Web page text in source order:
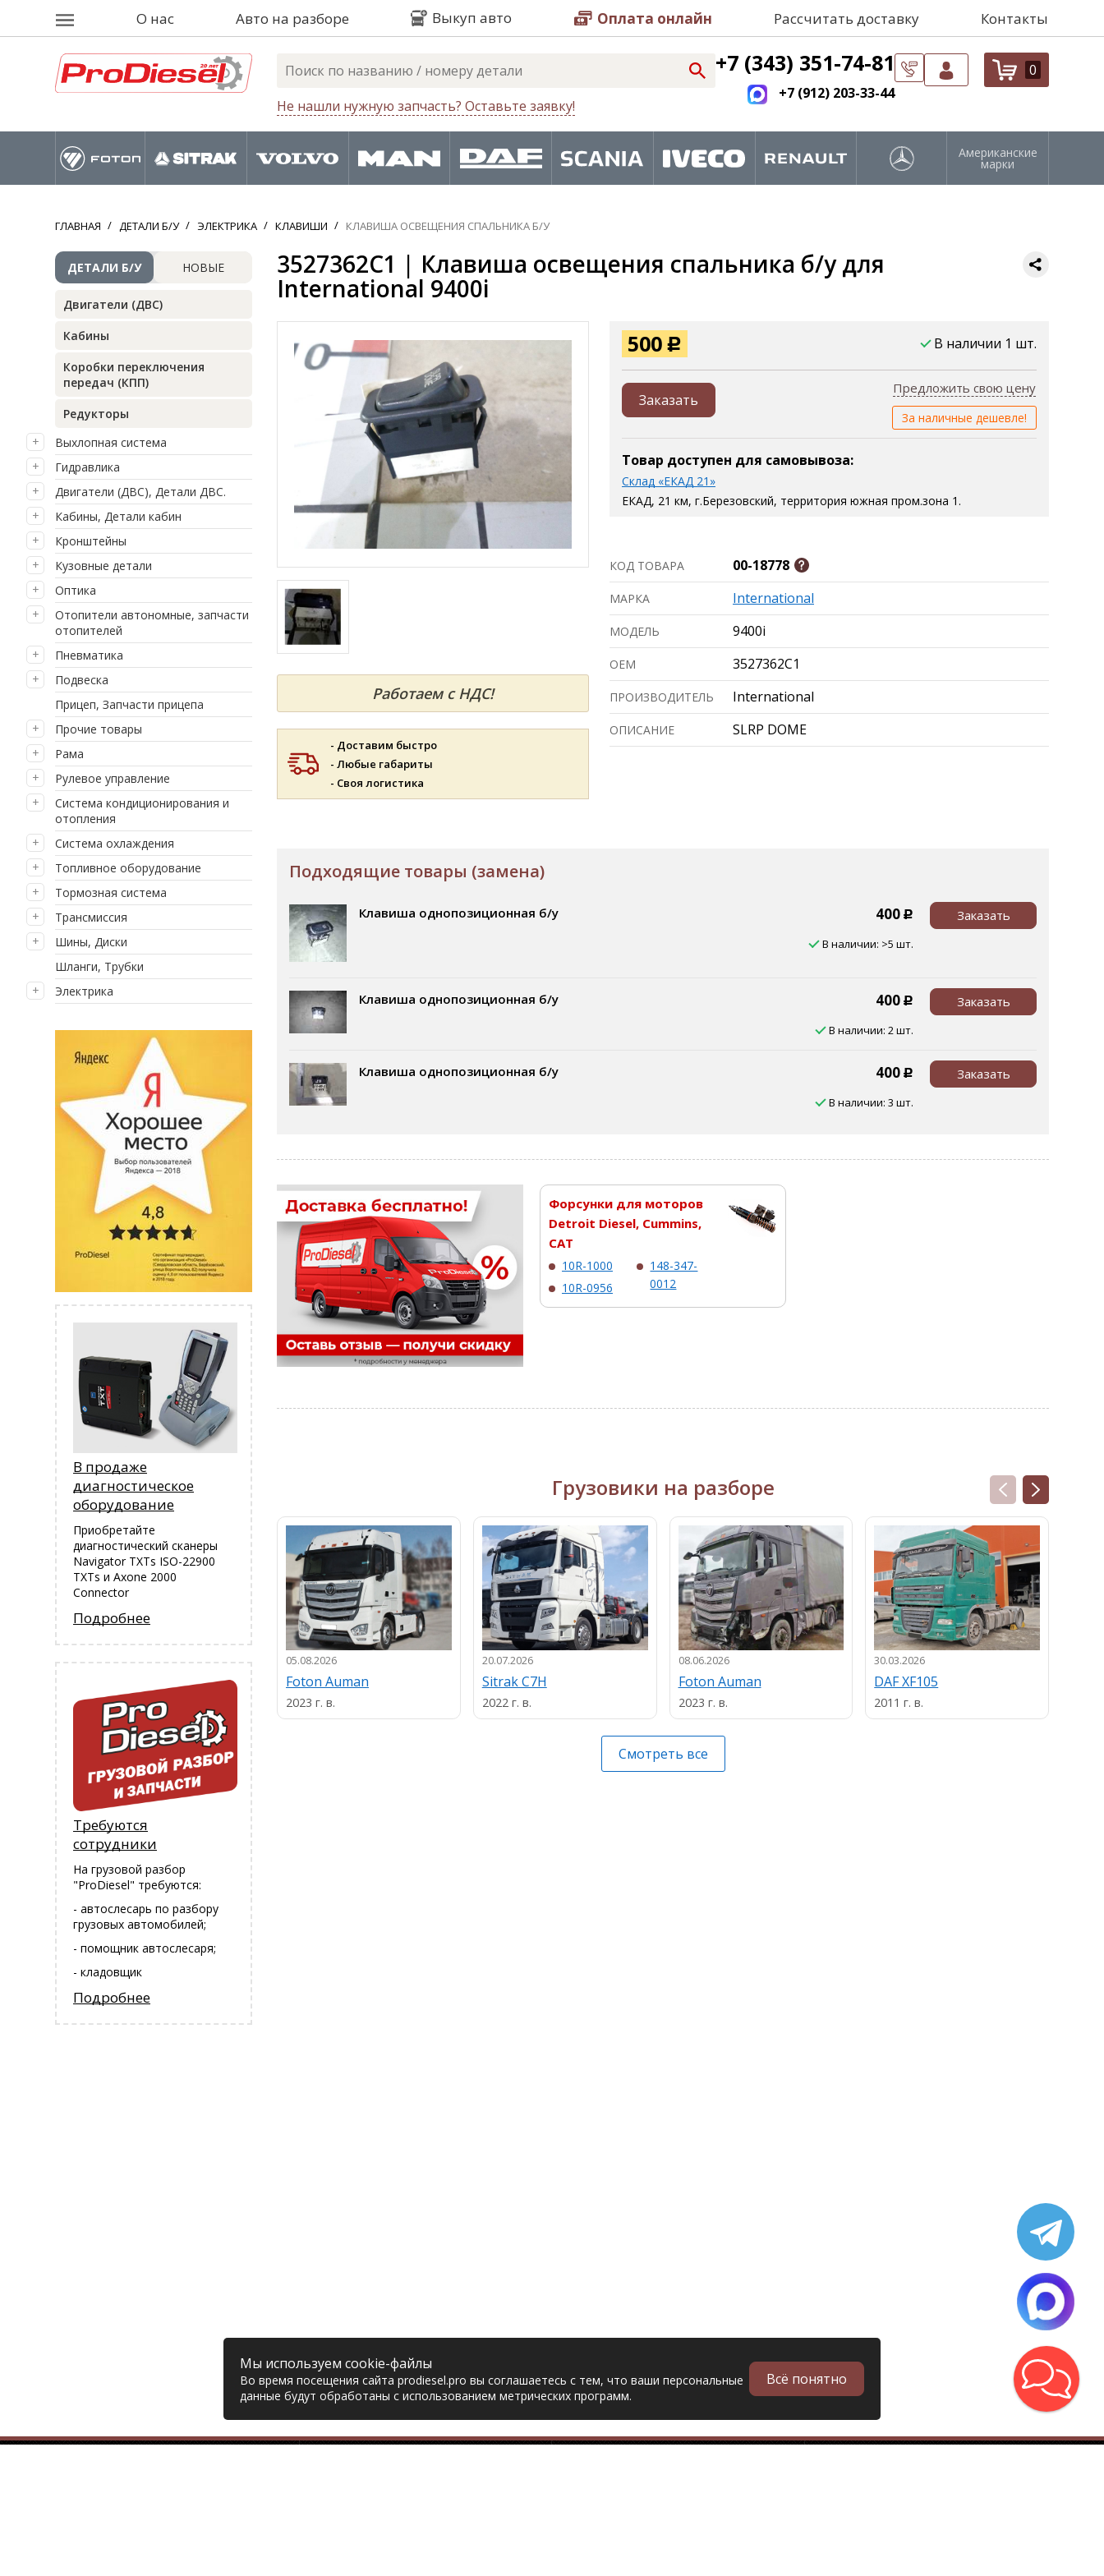
О нас Авто на разборе Выкуп авто Оплата онлайн Рассчитать доставку Контакты
Не нашли нужную запчасть? Оставьте заявку!
+7 (343) 351-74-81
+7 (912) 203-33-44
0
Американские
марки
ГЛАВНАЯ ДЕТАЛИ Б/У ЭЛЕКТРИКА КЛАВИШИ КЛАВИША ОСВЕЩЕНИЯ СПАЛЬНИКА Б/У
ДЕТАЛИ Б/У НОВЫЕ
Двигатели (ДВС)
Кабины
Коробки переключения
передач (КПП)
Редукторы
Выхлопная система
Гидравлика
Двигатели (ДВС), Детали ДВС.
Кабины, Детали кабин
Кронштейны
Кузовные детали
Оптика
Отопители автономные, запчасти
отопителей
Пневматика
Подвеска
Прицеп, Запчасти прицепа
Прочие товары
Рама
Рулевое управление
Система кондиционирования и
отопления
Система охлаждения
Топливное оборудование
Тормозная система
Трансмиссия
Шины, Диски
Шланги, Трубки
Электрика
В продаже
диагностическое
оборудование
Приобретайте
диагностический сканеры
Navigator TXTs ISO-22900
TXTs и Аxone 2000
Connector
Подробнее
Требуются
сотрудники
На грузовой разбор
"ProDiesel" требуются:
- автослесарь по разбору
грузовых автомобилей;
- помощник автослесаря;
- кладовщик
Подробнее
3527362С1 | Клавиша освещения спальника б/у для
International 9400i
Работаем с НДС!
- Доставим быстро
- Любые габариты
- Своя логистика
500 Р В наличии 1 шт.
Заказать
Предложить свою цену
За наличные дешевле!
Товар доступен для самовывоза:
Склад «ЕКАД 21»
ЕКАД, 21 км, г.Березовский, территория южная пром.зона 1.
КОД ТОВАРА 00-18778
МАРКА International
МОДЕЛЬ 9400i
ОЕМ 3527362С1
ПРОИЗВОДИТЕЛЬ International
ОПИСАНИЕ SLRP DOME
Подходящие товары (замена)
Клавиша однопозиционная б/у 400 Р
В наличии: >5 шт.
Заказать
Клавиша однопозиционная б/у 400 Р
В наличии: 2 шт.
Заказать
Клавиша однопозиционная б/у 400 Р
В наличии: 3 шт.
Заказать
Форсунки для моторов
Detroit Diesel, Cummins,
CAT
10R-1000
10R-0956
148-347-
0012
Грузовики на разборе
05.08.2026
Foton Auman
2023 г. в.
20.07.2026
Sitrak C7H
2022 г. в.
08.06.2026
Foton Auman
2023 г. в.
30.03.2026
DAF XF105
2011 г. в.
Смотреть все
Мы используем cookie-файлы
Во время посещения сайта prodiesel.pro вы соглашаетесь с тем, что ваши персональные
данные будут обработаны с использованием метрических программ.
Всё понятно